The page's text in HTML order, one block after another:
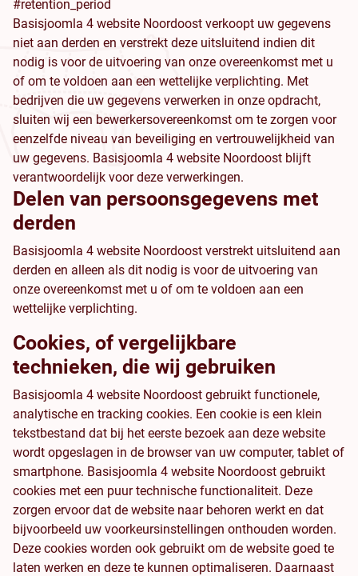
#retention_period
Basisjoomla 4 website Noordoost verkoopt uw gegevens
niet aan derden en verstrekt deze uitsluitend indien dit
nodig is voor de uitvoering van onze overeenkomst met u
of om te voldoen aan een wettelijke verplichting. Met
bedrijven die uw gegevens verwerken in onze opdracht,
sluiten wij een bewerkersovereenkomst om te zorgen voor
eenzelfde niveau van beveiliging en vertrouwelijkheid van
uw gegevens. Basisjoomla 4 website Noordoost blijft
verantwoordelijk voor deze verwerkingen.
Delen van persoonsgegevens met
derden
Basisjoomla 4 website Noordoost verstrekt uitsluitend aan
derden en alleen als dit nodig is voor de uitvoering van
onze overeenkomst met u of om te voldoen aan een
wettelijke verplichting.
Cookies, of vergelijkbare
technieken, die wij gebruiken
Basisjoomla 4 website Noordoost gebruikt functionele,
analytische en tracking cookies. Een cookie is een klein
tekstbestand dat bij het eerste bezoek aan deze website
wordt opgeslagen in de browser van uw computer, tablet of
smartphone. Basisjoomla 4 website Noordoost gebruikt
cookies met een puur technische functionaliteit. Deze
zorgen ervoor dat de website naar behoren werkt en dat
bijvoorbeeld uw voorkeursinstellingen onthouden worden.
Deze cookies worden ook gebruikt om de website goed te
laten werken en deze te kunnen optimaliseren. Daarnaast